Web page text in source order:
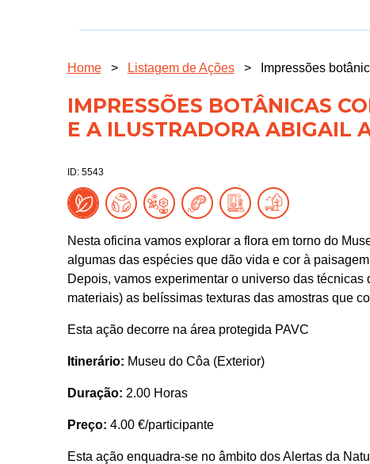
Home > Listagem de Ações > Impressões
IMPRESSÕES BOTÂNICAS
E A ILUSTRADORA ABIGAIL
ID: 5543
Nesta oficina vamos explorar a flora em torno do
algumas das espécies que dão vida e cor à
Depois, vamos experimentar o universo das
materiais) as belíssimas texturas das amostras que
Esta ação decorre na área protegida PAVC
Itinerário: Museu do Côa (Exterior)
Duração: 2.00 Horas
Preço: 4.00 €/participante
Esta ação enquadra-se no âmbito dos Alertas da